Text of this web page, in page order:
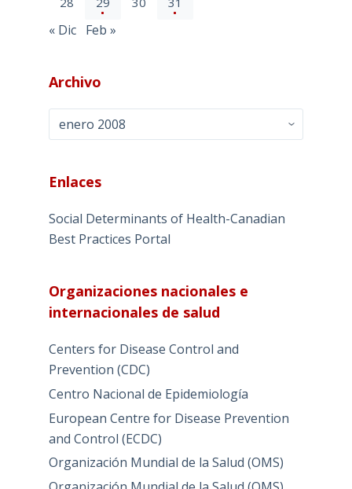
« Dic Feb »
Archivo
Enlaces
Social Determinants of Health-Canadian
Best Practices Portal
Organizaciones nacionales e
internacionales de salud
Centers for Disease Control and
Prevention (CDC)
Centro Nacional de Epidemiología
European Centre for Disease Prevention
and Control (ECDC)
Organización Mundial de la Salud (OMS)